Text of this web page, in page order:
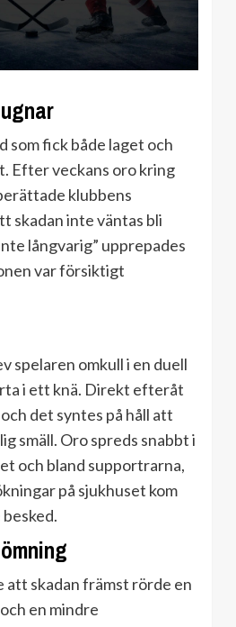
som fick både laget och
Efter veckans oro kring
klubbens
skadan inte väntas bli
långvarig” upprepades
var försiktigt
spelaren omkull i en duell
i ett knä. Direkt efteråt
det syntes på håll att
smäll. Oro spreds snabbt i
och bland supportrarna,
på sjukhuset kom
att skadan främst rörde en
en mindre